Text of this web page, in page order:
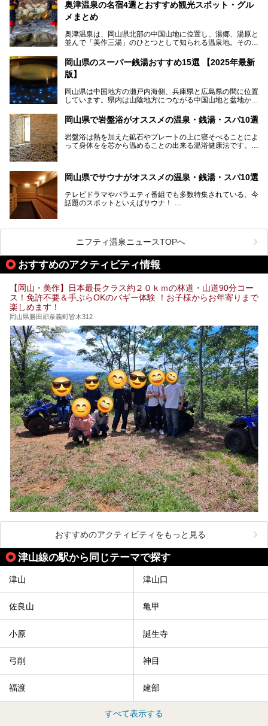
奥津温泉の名宿4選とおすすめ観光スポット・グル
メまとめ
奥津温泉は、岡山県北部の中国山地に位置し、湯郷、湯原と
並んで「美作三湯」のひとつとして知られる温泉地。その泉
す。
この記事では、奥津温泉で宿泊におすすめの宿、観光スポッ
を存分に味わい、癒しの旅を楽しんでくださいね。
岡山県のスーパー銭湯おすすめ15選 【2025年最新
版】
岡山県は中国地方の瀬戸内海側、兵庫県と広島県の間に位置
しています。県内は山陰地方につながる中国山地と盆地から
海に多数の島々が浮かぶ瀬戸内海に面した南部に分けられま
す。年間を通じて降水量が少ない「晴れの国」で、モモやブ
ドウなど果物の栽培が盛んなうえ、その品質の高さは全国的
にも有名です。
ます。ここでは、岡山県で評判のスーパー銭湯をご紹介しま
しょう。
岡山県で岩盤浴がオススメの温泉・銭湯・スパ10選
岩盤浴は熱を加えた鉱石やプレートの上に寝そべることによ
って身体をを芯から温めることの出来る温浴健康法です。じ
ススメ温泉・銭湯・スパ10ヶ所を紹介させていただきま
岡山県でサウナがオススメの温泉・銭湯・スパ10選
テレビドラマやバラエティ番組でも多数特集されている、今
話題のスポットといえばサウナ！
今回は、岡山県でサウナがおすすめの温泉や銭湯、スパを厳
選してご紹介！
血流が良くなるだけでなく美容効果やリラックス効果も期待
ニフティ温泉ニュースTOPへ
おすすめのアクティビティ情報
【岡山・美作】日本最長クラス約２０ｋｍの林道・山道90分コー
ス！免許不要＆手ぶらOKのバギー体験 ！お子様からお年寄りまで
楽しめます！
岡山県勝田郡奈義町皆木312
おすすめのアクティビティをもっと見る
津山線の駅から同じテーマで探す
津山 津山口
佐良山 亀甲
小原 誕生寺
弓削 神目
福渡 建部
すべて表示する